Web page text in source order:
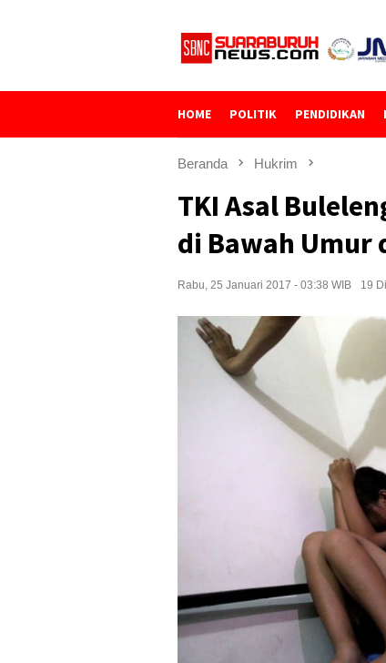
HOME POLITIK PENDIDIKAN
Beranda Hukrim
TKI Asal
di Bawah Umur
Rabu, 25 Januari 2017 - 03:38 WIB 19